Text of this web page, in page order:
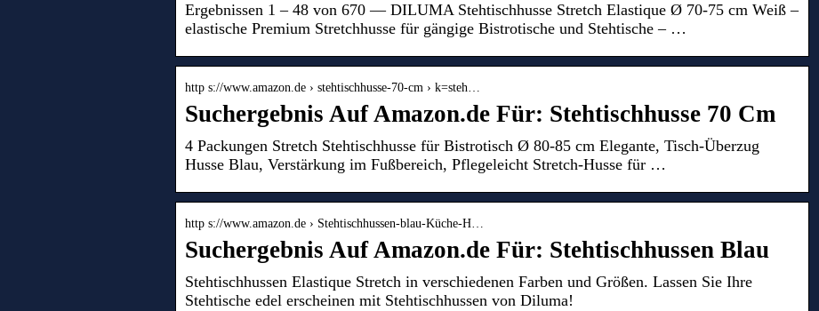
Ergebnissen 1 – 48 von 670 — DILUMA Stehtischhusse Stretch Elastique Ø 70-75 cm Weiß –
elastische Premium Stretchhusse für gängige Bistrotische und Stehtische – …
http s://www.amazon.de › stehtischhusse-70-cm › k=steh…
Suchergebnis Auf Amazon.de Für: Stehtischhusse 70 Cm
4 Packungen Stretch Stehtischhusse für Bistrotisch Ø 80-85 cm Elegante, Tisch-Überzug
Husse Blau, Verstärkung im Fußbereich, Pflegeleicht Stretch-Husse für …
http s://www.amazon.de › Stehtischhussen-blau-Küche-H…
Suchergebnis Auf Amazon.de Für: Stehtischhussen Blau
Stehtischhussen Elastique Stretch in verschiedenen Farben und Größen. Lassen Sie Ihre
Stehtische edel erscheinen mit Stehtischhussen von Diluma!